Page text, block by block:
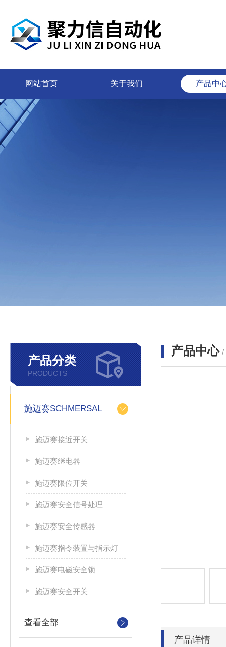
网站首页 关于我们 产品中
产品分类
PRODUCTS
施迈赛SCHMERSAL
施迈赛接近开关
施迈赛继电器
施迈赛限位开关
施迈赛安全信号处理
施迈赛安全传感器
施迈赛指令装置与指示灯
施迈赛电磁安全锁
施迈赛安全开关
查看全部
产品中心 /
产品详情